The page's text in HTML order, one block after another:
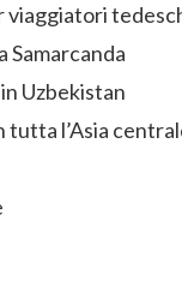
viaggiatori
Samarcanda
Uzbekistan
l’Asia